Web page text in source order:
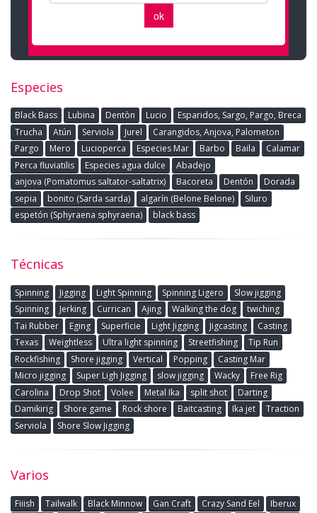
Especies
Black Bass Lubina Dentòn Lucio
Esparidos, Sargo, Pargo, Breca
Trucha
Atún Serviola Jurel
Carangidos, Anjova, Palometon
Pargo
Mero Lucioperca Especies Mar Barbo Baila
Calamar
Perca fluviatilis
Especies agua dulce
Abadejo
anjova (Pomatomus saltator-saltatrix)
Bacoreta Dentón
Dorada
sepia
bonito (Sarda sarda) algarín (Belone Belone)
Siluro
espetón (Sphyraena sphyraena)
black bass
Técnicas
Spinning Jigging Light Spinning Spinning Ligero
Slow jigging
Spinning
Jerking Currican Ajing Walking the dog
twiching
Tai Rubber
Eging Superficie Light Jigging Jigcasting
Casting
Texas
Weightless Ultra light spinning Streetfishing
Tip Run
Rockfishing
Shore jigging Vertical Popping
Casting Mar
Micro jigging
Super Ligh Jigging slow jigging Wacky
Free Rig
Carolina
Drop Shot Volee Metal Ika split shot
Darting
Damikirig
Shore game Rock shore Baitcasting Ika jet
Traction
Serviola
Shore Slow Jigging
Varios
Fiiish Tailwalk Black Minnow Gan Craft Crazy Sand Eel
Iberux